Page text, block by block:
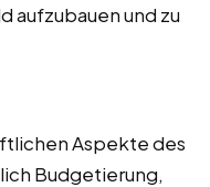
aufzubauen und zu
Aspekte des
Budgetierung,